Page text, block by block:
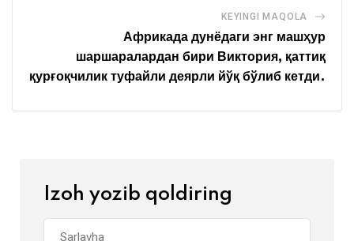
KEYINGI MAQOLA
Африкада дунёдаги энг машҳур
шаршаралардан бири Виктория, қаттиқ
қурғоқчилик туфайли деярли йўқ бўлиб кетди.
Izoh yozib qoldiring